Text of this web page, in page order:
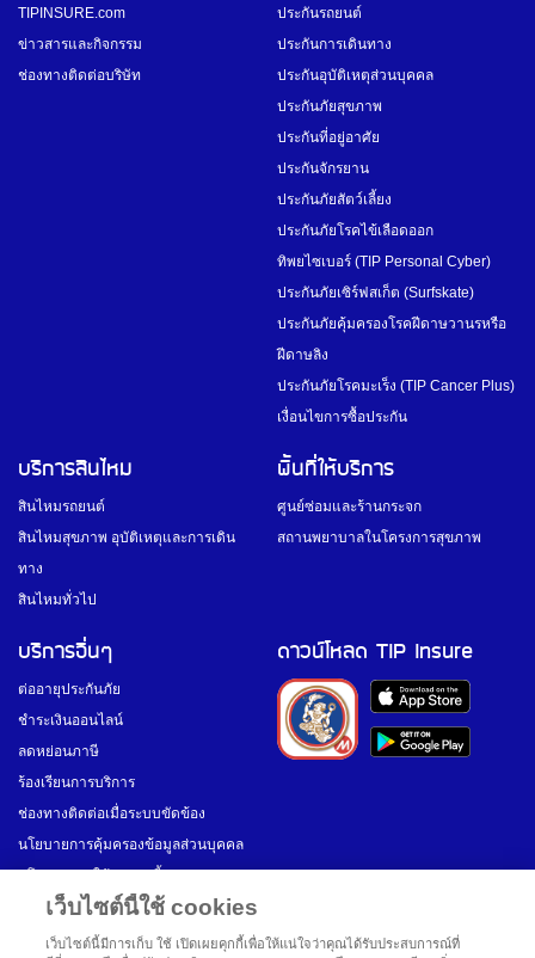
TIPINSURE.com
ข่าวสารและกิจกรรม
ช่องทางติดต่อบริษัท
ประกันรถยนต์
ประกันการเดินทาง
ประกันอุบัติเหตุส่วนบุคคล
ประกันภัยสุขภาพ
ประกันที่อยู่อาศัย
ประกันจักรยาน
ประกันภัยสัตว์เลี้ยง
ประกันภัยโรคไข้เลือดออก
ทิพยไซเบอร์ (TIP Personal Cyber)
ประกันภัยเซิร์ฟสเก็ต (Surfskate)
ประกันภัยคุ้มครองโรคฝีดาษวานรหรือ
ฝีดาษลิง
ประกันภัยโรคมะเร็ง (TIP Cancer Plus)
เงื่อนไขการซื้อประกัน
บริการสินไหม
สินไหมรถยนต์
สินไหมสุขภาพ อุบัติเหตุและการเดิน
ทาง
สินไหมทั่วไป
พื้นที่ให้บริการ
ศูนย์ซ่อมและร้านกระจก
สถานพยาบาลในโครงการสุขภาพ
บริการอื่นๆ
ต่ออายุประกันภัย
ชำระเงินออนไลน์
ลดหย่อนภาษี
ร้องเรียนการบริการ
ช่องทางติดต่อเมื่อระบบขัดข้อง
นโยบายการคุ้มครองข้อมูลส่วนบุคคล
ดาวน์โหลด TIP Insure
ติดตาม #2
เว็บไซต์นี้ใช้ cookies
เว็บไซต์นี้มีการเก็บ ใช้ เปิดเผยคุกกี้เพื่อให้แน่ใจว่าคุณได้รับประสบการณ์ที่